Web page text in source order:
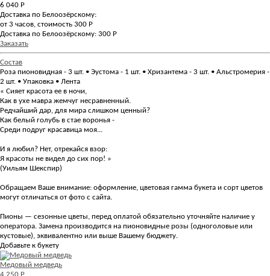
6 040 Р
Доставка по Белоозёрскому:
от 3 часов, стоимость 300 Р
Доставка по Белоозёрскому: 300 Р
Заказать
Состав
Роза пионовидная - 3 шт. • Эустома - 1 шт. • Хризантема - 3 шт. • Альстромерия -
2 шт. • Упаковка • Лента
« Сияет красота ее в ночи,
Как в ухе мавра жемчуг несравненный.
Редчайший дар, для мира слишком ценный?
Как белый голубь в стае воронья -
Среди подруг красавица моя...
И я любил? Нет, отрекайся взор:
Я красоты не видел до сих пор! »
(Уильям Шекспир)
Обращаем Ваше внимание: оформление, цветовая гамма букета и сорт цветов
могут отличаться от фото с сайта.
Пионы — сезонные цветы, перед оплатой обязательно уточняйте наличие у
оператора. Замена производится на пионовидные розы (одноголовые или
кустовые), эквивалентно или выше Вашему бюджету.
Добавьте к букету
Медовый медведь
4 250 Р